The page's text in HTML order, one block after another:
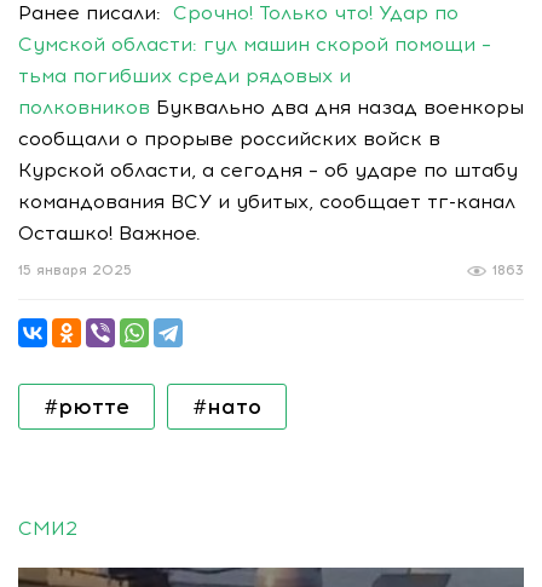
Ранее писали: Срочно! Только что! Удар по
Сумской области: гул машин скорой помощи –
тьма погибших среди рядовых и
полковников Буквально два дня назад военкоры
сообщали о прорыве российских войск в
Курской области, а сегодня – об ударе по штабу
командования ВСУ и убитых, сообщает тг-канал
Осташко! Важное.
1863
15 января 2025
#рютте #нато
СМИ2